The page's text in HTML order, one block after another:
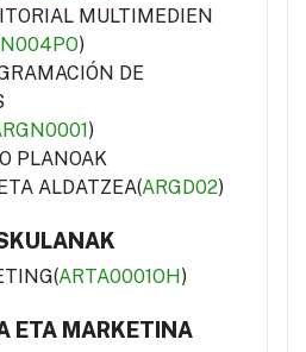
MULTIMEDIEN
)
DE
)
PLANOAK
ALDATZEA(ARGD02)
ARTA0001OH)
ETA MARKETINA